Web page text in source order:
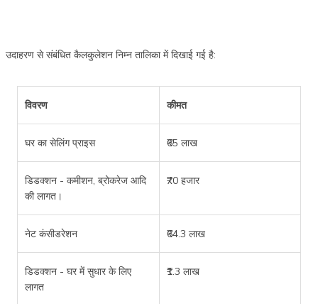
उदाहरण से संबंधित कैलकुलेशन निम्न तालिका में दिखाई गई है:
विवरण कीमत
घर का सेलिंग प्राइस ₹65 लाख
डिडक्शन - कमीशन, ब्रोकरेज आदि
की लागत।
₹70 हजार
नेट कंसीडरेशन ₹64.3 लाख
डिडक्शन - घर में सुधार के लिए
लागत
₹1.3 लाख